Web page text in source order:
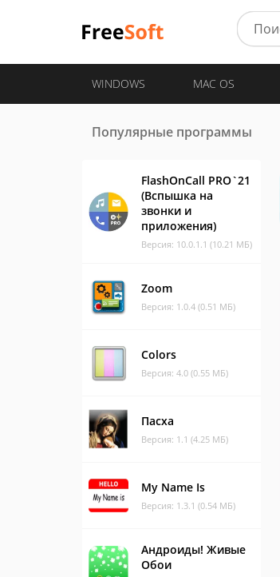
WINDOWS MAC OS
Популярные программы
FlashOnCall PRO`21
(Вспышка на
звонки и
приложения)
Версия: 10.0.1.1 (10.21 МБ)
Zoom
Версия: 1.0.4 (0.51 МБ)
Colors
Версия: 4.0 (0.55 МБ)
Пасха
Версия: 1.1 (4.25 МБ)
My Name Is
Версия: 1.3.1 (0.54 МБ)
Андроиды! Живые
Обои